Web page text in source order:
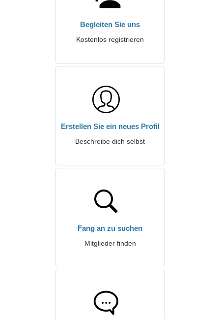
Begleiten Sie uns
Kostenlos registrieren
Erstellen Sie ein neues Profil
Beschreibe dich selbst
Fang an zu suchen
Mitglieder finden